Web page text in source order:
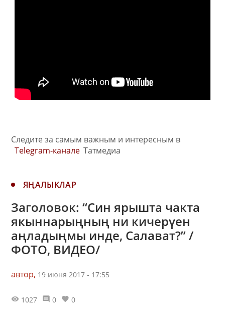
Следите за самым важным и интересным в
Telegram-канале Татмедиа
ЯҢАЛЫКЛАР
Заголовок: “Син ярышта чакта
якыннарыңның ни кичерүен
аңладыңмы инде, Салават?” /
ФОТО, ВИДЕО/
автор, 19 июня 2017 - 17:55
1027 0 0